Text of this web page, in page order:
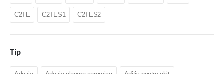
C2TE C2TES1 C2TES2
Tip